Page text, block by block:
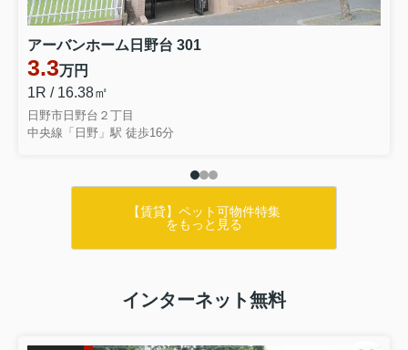
アーバンホーム日野台 301
3.3万円
1R / 16.38㎡
日野市日野台２丁目
中央線「日野」駅 徒歩16分
【賃貸】ペット可物件特集
をもっと見る
インターネット無料